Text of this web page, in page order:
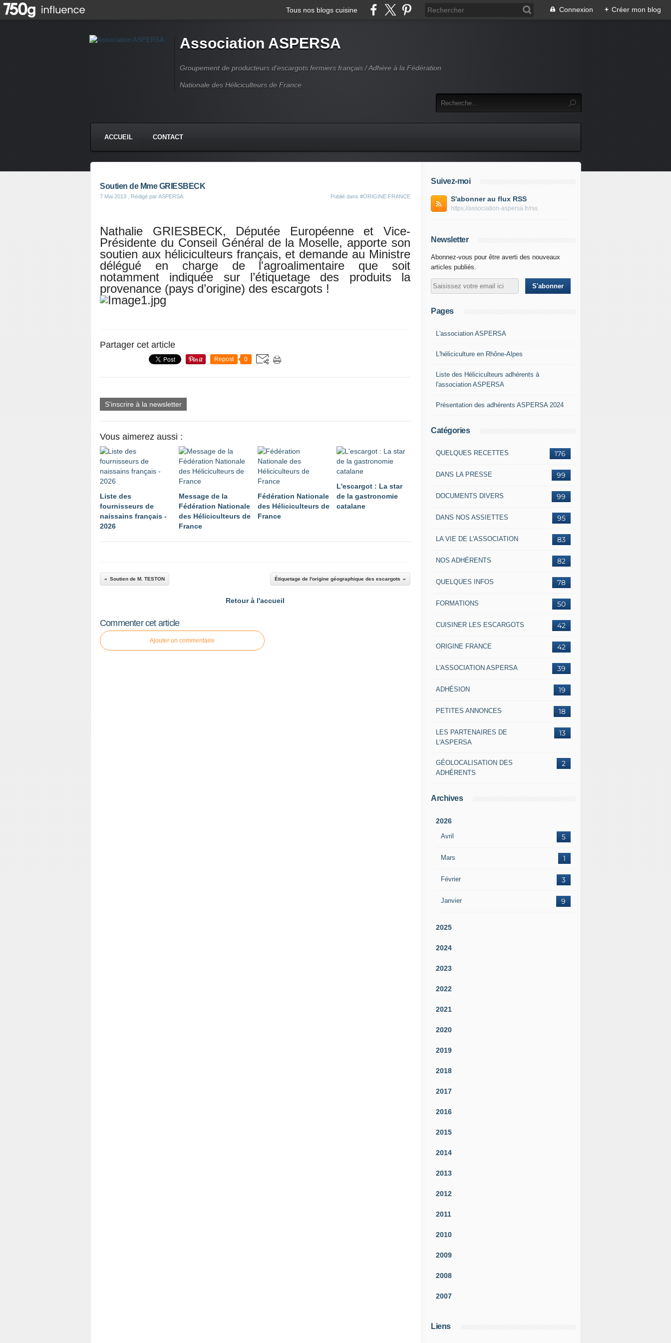
Tous nos blogs cuisine Connexion + Créer mon blog
Association ASPERSA
Groupement de producteurs d'escargots fermiers français / Adhère à la Fédération
Nationale des Héliciculteurs de France
ACCUEIL CONTACT
Soutien de Mme GRIESBECK
7 Mai 2013 , Rédigé par ASPERSA Publié dans #ORIGINE FRANCE
Nathalie GRIESBECK, Députée Européenne et Vice-
Présidente du Conseil Général de la Moselle, apporte son
soutien aux héliciculteurs français, et demande au Ministre
délégué en charge de l'agroalimentaire que soit
notamment indiquée sur l’étiquetage des produits la
provenance (pays d’origine) des escargots !
Partager cet article
Repost 0
S'inscrire à la newsletter
Vous aimerez aussi :
Liste des
fournisseurs de
naissains français -
2026
Message de la
Fédération Nationale
des Héliciculteurs de
France
Fédération Nationale
des Héliciculteurs de
France
L'escargot : La star
de la gastronomie
catalane
Soutien de M. TESTON Étiquetage de l'origine géographique des escargots
Retour à l'accueil
Commenter cet article
Ajouter un commentaire
Suivez-moi
S'abonner au flux RSS
https://association-aspersa.fr/rss
Newsletter
Abonnez-vous pour être averti des nouveaux
articles publiés.
Pages
L'association ASPERSA
L'héliciculture en Rhône-Alpes
Liste des Héliciculteurs adhérents à
l'association ASPERSA
Présentation des adhérents ASPERSA 2024
Catégories
176
QUELQUES RECETTES
99
DANS LA PRESSE
99
DOCUMENTS DIVERS
95
DANS NOS ASSIETTES
83
LA VIE DE L'ASSOCIATION
82
NOS ADHÉRENTS
78
QUELQUES INFOS
50
FORMATIONS
42
CUISINER LES ESCARGOTS
42
ORIGINE FRANCE
39
L'ASSOCIATION ASPERSA
19
ADHÉSION
18
PETITES ANNONCES
13
LES PARTENAIRES DE
L'ASPERSA
2
GÉOLOCALISATION DES
ADHÉRENTS
Archives
2026
Avril 5
Mars 1
Février 3
Janvier 9
2025
2024
2023
2022
2021
2020
2019
2018
2017
2016
2015
2014
2013
2012
2011
2010
2009
2008
2007
Liens